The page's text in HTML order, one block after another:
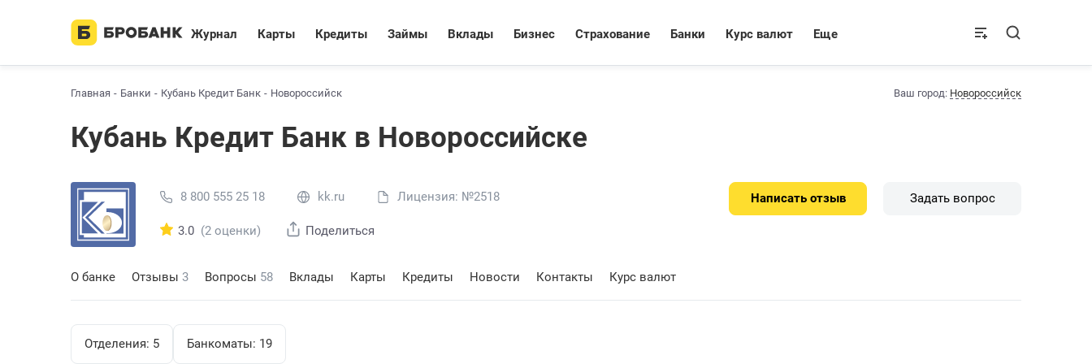
Журнал Карты Кредиты Займы Вклады Бизнес Страхование Банки Курс валют Еще
Главная Банки Кубань Кредит Банк Новороссийск Ваш город: Новороссийск
Кубань Кредит Банк в Новороссийске
8 800 555 25 18 kk.ru Лицензия: №2518
3.0 (2 оценки) Поделиться
Написать отзыв Задать вопрос
О банке Отзывы 3 Вопросы 58 Вклады Карты Кредиты Новости Контакты Курс валют
Отделения: 5 Банкоматы: 19